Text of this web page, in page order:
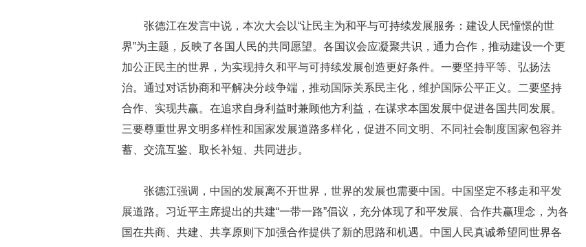
张德江在发言中说，本次大会以“让民主为和平与可持续发展服务：建设人民憧憬的世
界”为主题，反映了各国人民的共同愿望。各国议会应凝聚共识，通力合作，推动建设一个更
加公正民主的世界，为实现持久和平与可持续发展创造更好条件。一要坚持平等、弘扬法
治。通过对话协商和平解决分歧争端，推动国际关系民主化，维护国际公平正义。二要坚持
合作、实现共赢。在追求自身利益时兼顾他方利益，在谋求本国发展中促进各国共同发展。
三要尊重世界文明多样性和国家发展道路多样化，促进不同文明、不同社会制度国家包容并
蓄、交流互鉴、取长补短、共同进步。
张德江强调，中国的发展离不开世界，世界的发展也需要中国。中国坚定不移走和平发
展道路。习近平主席提出的共建“一带一路”倡议，充分体现了和平发展、合作共赢理念，为各
国在共商、共建、共享原则下加强合作提供了新的思路和机遇。中国人民真诚希望同世界各